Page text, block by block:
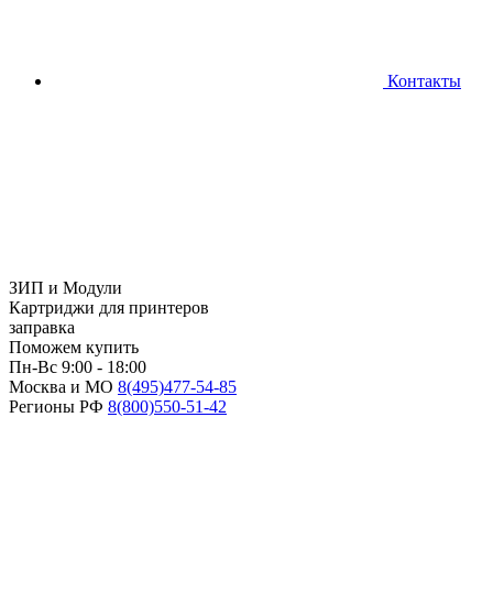
Контакты
ЗИП и Модули
Картриджи для принтеров
заправка
Поможем купить
Пн-Вс 9:00 - 18:00
Москва и МО 8(495)477-54-85
Регионы РФ 8(800)550-51-42